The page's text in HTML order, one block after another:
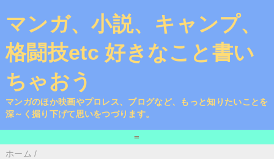
マンガ、小説、キャンプ、
格闘技etc 好きなこと書い
ちゃおう
マンガのほか映画やプロレス、ブログなど、もっと知りたいことを
深～く掘り下げて思いをつづります。
=
ホーム /